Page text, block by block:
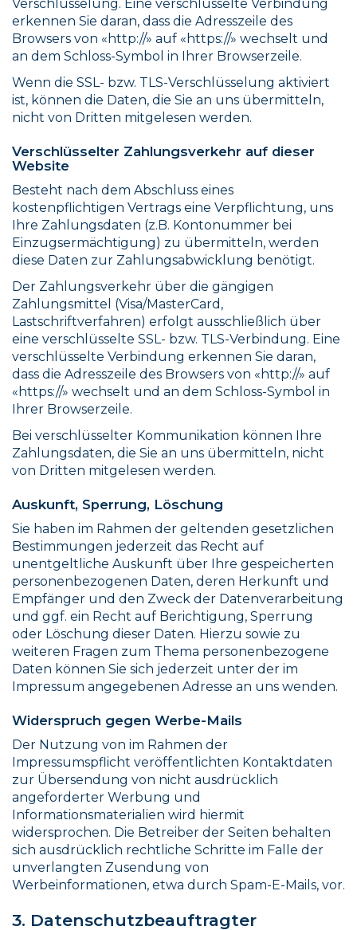
Verschlüsselung. Eine verschlüsselte Verbindung
erkennen Sie daran, dass die Adresszeile des
Browsers von «http://» auf «https://» wechselt und
an dem Schloss-Symbol in Ihrer Browserzeile.
Wenn die SSL- bzw. TLS-Verschlüsselung aktiviert
ist, können die Daten, die Sie an uns übermitteln,
nicht von Dritten mitgelesen werden.
Verschlüsselter Zahlungsverkehr auf dieser
Website
Besteht nach dem Abschluss eines
kostenpflichtigen Vertrags eine Verpflichtung, uns
Ihre Zahlungsdaten (z.B. Kontonummer bei
Einzugsermächtigung) zu übermitteln, werden
diese Daten zur Zahlungsabwicklung benötigt.
Der Zahlungsverkehr über die gängigen
Zahlungsmittel (Visa/MasterCard,
Lastschriftverfahren) erfolgt ausschließlich über
eine verschlüsselte SSL- bzw. TLS-Verbindung. Eine
verschlüsselte Verbindung erkennen Sie daran,
dass die Adresszeile des Browsers von «http://» auf
«https://» wechselt und an dem Schloss-Symbol in
Ihrer Browserzeile.
Bei verschlüsselter Kommunikation können Ihre
Zahlungsdaten, die Sie an uns übermitteln, nicht
von Dritten mitgelesen werden.
Auskunft, Sperrung, Löschung
Sie haben im Rahmen der geltenden gesetzlichen
Bestimmungen jederzeit das Recht auf
unentgeltliche Auskunft über Ihre gespeicherten
personenbezogenen Daten, deren Herkunft und
Empfänger und den Zweck der Datenverarbeitung
und ggf. ein Recht auf Berichtigung, Sperrung
oder Löschung dieser Daten. Hierzu sowie zu
weiteren Fragen zum Thema personenbezogene
Daten können Sie sich jederzeit unter der im
Impressum angegebenen Adresse an uns wenden.
Widerspruch gegen Werbe-Mails
Der Nutzung von im Rahmen der
Impressumspflicht veröffentlichten Kontaktdaten
zur Übersendung von nicht ausdrücklich
angeforderter Werbung und
Informationsmaterialien wird hiermit
widersprochen. Die Betreiber der Seiten behalten
sich ausdrücklich rechtliche Schritte im Falle der
unverlangten Zusendung von
Werbeinformationen, etwa durch Spam-E-Mails, vor.
3. Datenschutzbeauftragter